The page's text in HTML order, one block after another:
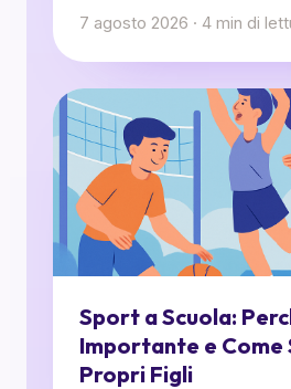
7 agosto 2026 · 4 min di
Sport a Scuola:
Importante e Come
Propri Figli